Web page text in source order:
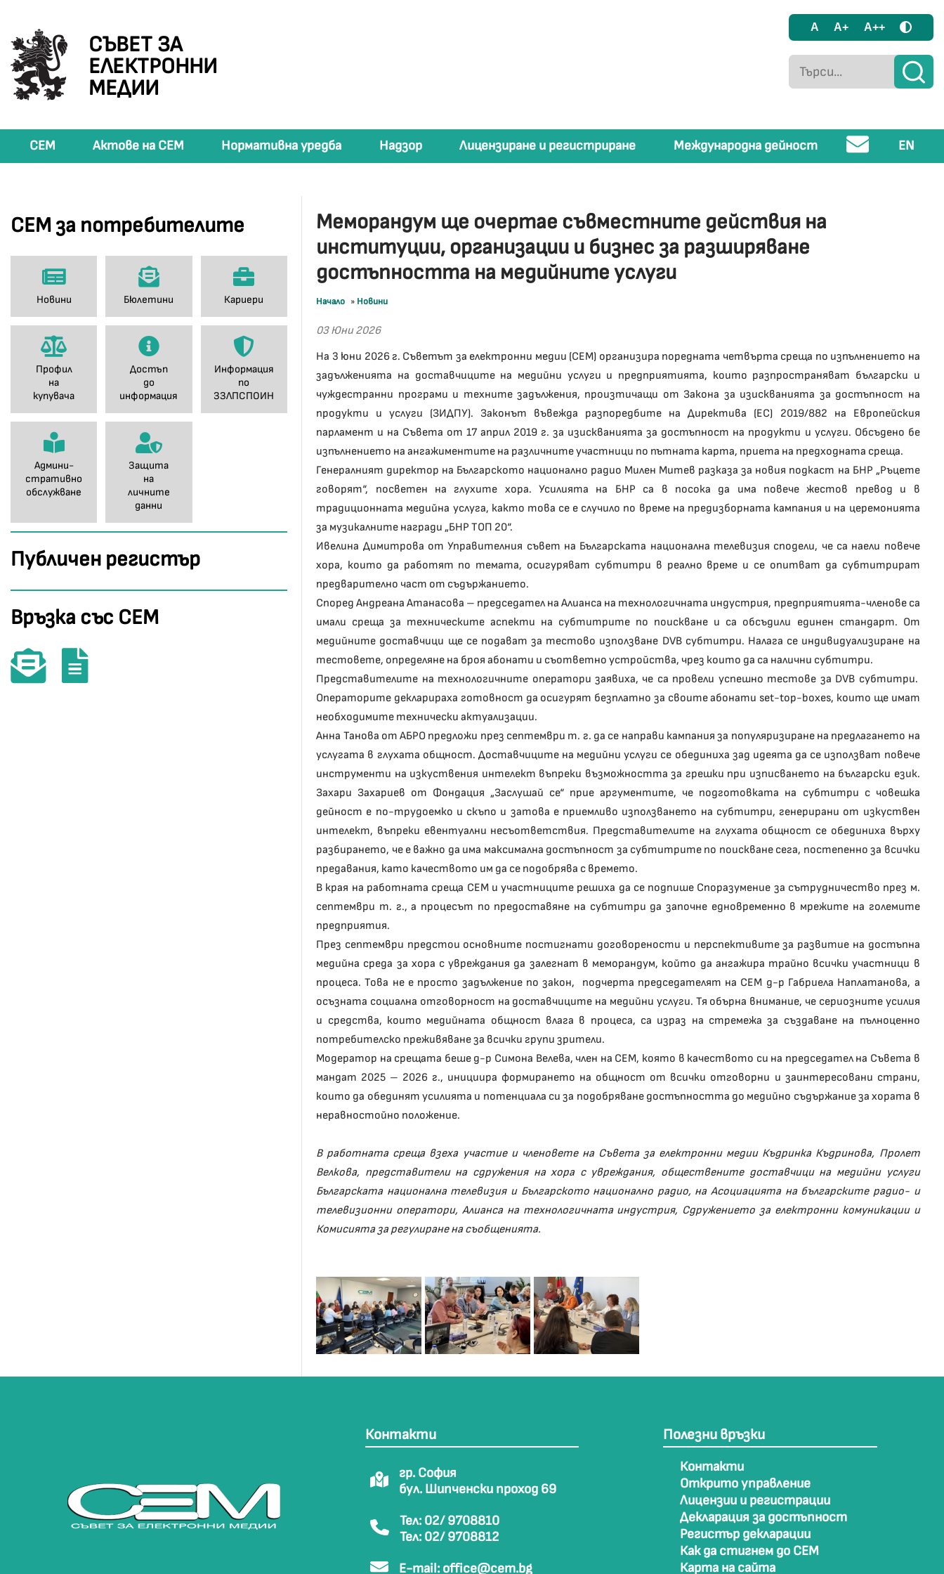
СЪВЕТ ЗА
ЕЛЕКТРОННИ
МЕДИИ
A A+ A++
СЕМ Актове на СЕМ Нормативна уредба Надзор Лицензиране и регистриране Международна дейност EN
СЕМ за потребителите
Новини Бюлетини Кариери
Профил
на
купувача
Достъп
до
информация
Информация
по
ЗЗЛПСПОИН
Админи-
стративно
обслужване
Защита
на
личните
данни
Публичен регистър
Връзка със СЕМ
Меморандум ще очертае съвместните действия на
институции, организации и бизнес за разширяване
достъпността на медийните услуги
Начало » Новини
03 Юни 2026
На 3 юни 2026 г. Съветът за електронни медии (СЕМ) организира поредната четвърта среща по изпълнението на
задълженията на доставчиците на медийни услуги и предприятията, които разпространяват български и
чуждестранни програми и техните задължения, произтичащи от Закона за изискванията за достъпност на
продукти и услуги (ЗИДПУ). Законът въвежда разпоредбите на Директива (ЕС) 2019/882 на Европейския
парламент и на Съвета от 17 април 2019 г. за изискванията за достъпност на продукти и услуги. Обсъдено бе
изпълнението на ангажиментите на различните участници по пътната карта, приета на предходната среща.
Генералният директор на Българското национално радио Милен Митев разказа за новия подкаст на БНР „Ръцете
говорят“, посветен на глухите хора. Усилията на БНР са в посока да има повече жестов превод и в
традиционната медийна услуга, както това се е случило по време на предизборната кампания и на церемонията
за музикалните награди „БНР ТОП 20“.
Ивелина Димитрова от Управителния съвет на Българската национална телевизия сподели, че са наели повече
хора, които да работят по темата, осигуряват субтитри в реално време и се опитват да субтитрират
предварително част от съдържанието.
Според Андреана Атанасова – председател на Алианса на технологичната индустрия, предприятията-членове са
имали среща за техническите аспекти на субтитрите по поискване и са обсъдили единен стандарт. От
медийните доставчици ще се подават за тестово използване DVB субтитри. Налага се индивидуализиране на
тестовете, определяне на броя абонати и съответно устройства, чрез които да са налични субтитри.
Представителите на технологичните оператори заявиха, че са провели успешно тестове за DVB субтитри.
Операторите декларираха готовност да осигурят безплатно за своите абонати set-top-boxes, които ще имат
необходимите технически актуализации.
Анна Танова от АБРО предложи през септември т. г. да се направи кампания за популяризиране на предлагането на
услугата в глухата общност. Доставчиците на медийни услуги се обединиха зад идеята да се използват повече
инструменти на изкуствения интелект въпреки възможността за грешки при изписването на български език.
Захари Захариев от Фондация „Заслушай се“ прие аргументите, че подготовката на субтитри с човешка
дейност е по-трудоемко и скъпо и затова е приемливо използването на субтитри, генерирани от изкуствен
интелект, въпреки евентуални несъответствия. Представителите на глухата общност се обединиха върху
разбирането, че е важно да има максимална достъпност за субтитрите по поискване сега, постепенно за всички
предавания, като качеството им да се подобрява с времето.
В края на работната среща СЕМ и участниците решиха да се подпише Споразумение за сътрудничество през м.
септември т. г., а процесът по предоставяне на субтитри да започне едновременно в мрежите на големите
предприятия.
През септември предстои основните постигнати договорености и перспективите за развитие на достъпна
медийна среда за хора с увреждания да залегнат в меморандум, който да ангажира трайно всички участници в
процеса. Това не е просто задължение по закон, подчерта председателят на СЕМ д-р Габриела Наплатанова, а
осъзната социална отговорност на доставчиците на медийни услуги. Тя обърна внимание, че сериозните усилия
и средства, които медийната общност влага в процеса, са израз на стремежа за създаване на пълноценно
потребителско преживяване за всички групи зрители.
Модератор на срещата беше д-р Симона Велева, член на СЕМ, която в качеството си на председател на Съвета в
мандат 2025 – 2026 г., инициира формирането на общност от всички отговорни и заинтересовани страни,
които да обединят усилията и потенциала си за подобряване достъпността до медийно съдържание за хората в
неравностойно положение.
В работната среща взеха участие и членовете на Съвета за електронни медии Къдринка Къдринова, Пролет
Велкова, представители на сдружения на хора с увреждания, обществените доставчици на медийни услуги
Българската национална телевизия и Българското национално радио, на Асоциацията на българските радио- и
телевизионни оператори, Алианса на технологичната индустрия, Сдружението за електронни комуникации и
Комисията за регулиране на съобщенията.
Контакти
гр. София
бул. Шипченски проход 69
Тел: 02/ 9708810
Тел: 02/ 9708812
E-mail: office@cem.bg
Полезни връзки
Контакти
Открито управление
Лицензии и регистрации
Декларация за достъпност
Регистър декларации
Как да стигнем до СЕМ
Карта на сайта